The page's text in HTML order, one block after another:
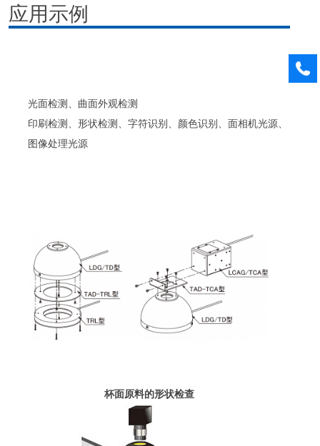
应用示例
光面检测、曲面外观检测
印刷检测、形状检测、字符识别、颜色识别、面相机光源、
图像处理光源
杯面原料的形状检查